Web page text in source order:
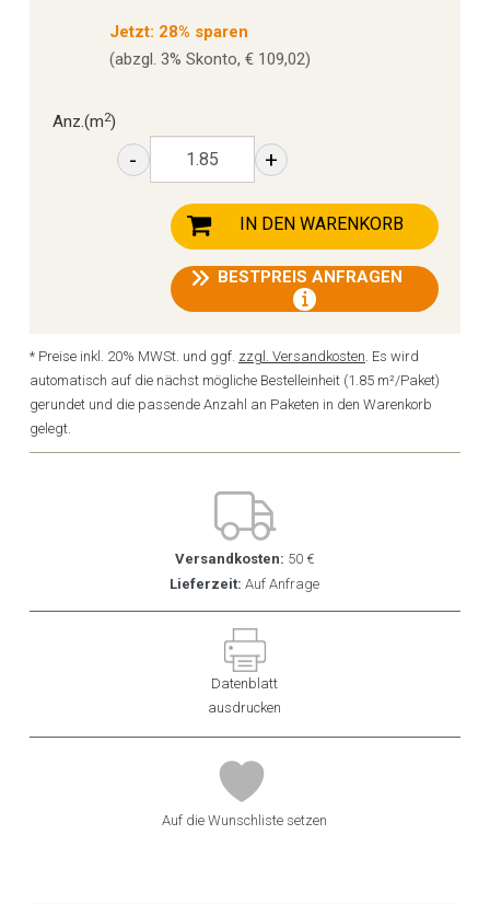
Jetzt: 28% sparen
(abzgl. 3% Skonto, € 109,02)
Anz.(m2)
- +
IN DEN WARENKORB
BESTPREIS ANFRAGEN
* Preise inkl. 20% MWSt. und ggf. zzgl. Versandkosten. Es wird
automatisch auf die nächst mögliche Bestelleinheit (1.85 m²/Paket)
gerundet und die passende Anzahl an Paketen in den Warenkorb
gelegt.
Versandkosten: 50 €
Lieferzeit: Auf Anfrage
Datenblatt
ausdrucken
Auf die Wunschliste setzen